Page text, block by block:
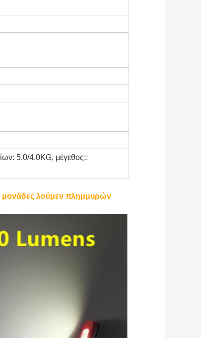
5.0/4.0KG, μέγεθος::
μονάδες λούμεν πλημμυρών